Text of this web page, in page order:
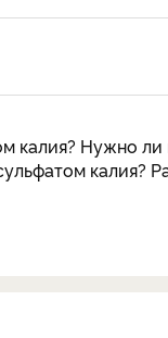
калия? Нужно
калия?